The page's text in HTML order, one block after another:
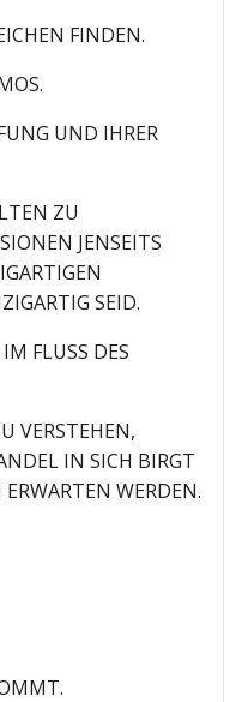
FINDEN.
UND IHRER
ZU
JENSEITS
SEID.
FLUSS DES
VERSTEHEN,
IN SICH BIRGT
WERDEN.